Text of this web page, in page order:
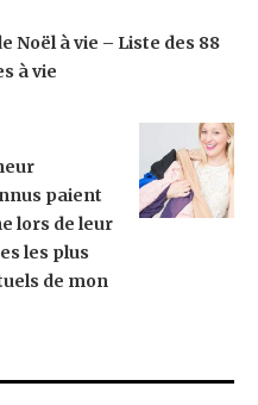
Noël à vie – Liste des 88
à vie
paient
lors de leur
les plus
de mon